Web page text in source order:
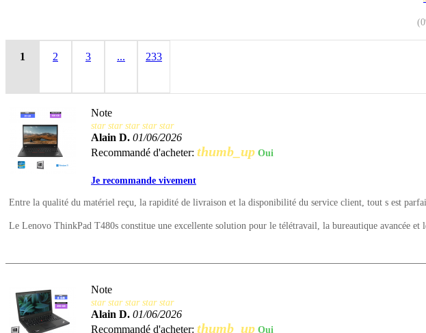
1 2 3 ... 233
Note
star star star star star
Alain D. 01/06/2026
Recommandé d'acheter: thumb_up Oui
Je recommande vivement
Entre la qualité du matériel reçu, la rapidité de livraison et la disponibilité du service client, tout s est
Le Lenovo ThinkPad T480s constitue une excellente solution pour le télétravail, la bureautique avancée et
Note
star star star star star
Alain D. 01/06/2026
Recommandé d'acheter: thumb_up Oui